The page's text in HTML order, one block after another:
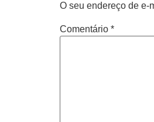
O seu endereço de e-
Comentário *